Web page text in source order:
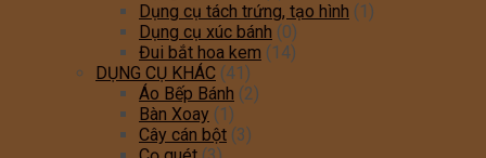
Dụng cụ tách trứng, tạo hình (1)
Dụng cụ xúc bánh (0)
Đui bắt hoa kem (14)
DỤNG CỤ KHÁC (41)
Áo Bếp Bánh (2)
Bàn Xoay (1)
Cây cán bột (3)